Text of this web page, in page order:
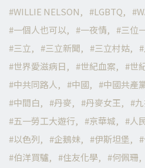
WILLIE NELSON
LGBTQ
一個人也可以
一夜情 三位
三立
三立新聞 三立村姑
世界愛滋病日
世紀血案 世
中共同路人
中國 中國共產
中間白
丹麥 丹麥女王
五一勞工大遊行
京華城 人
以色列
企鵝妹 伊斯坦堡
伯洋買驢
住友化學 何佩珊